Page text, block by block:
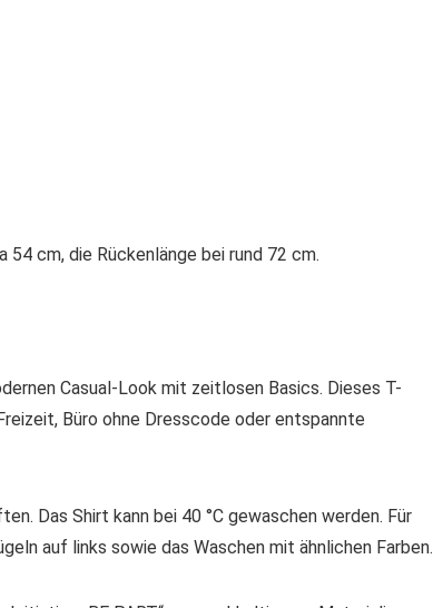
cm, die Rückenlänge bei rund 72 cm.
Casual-Look mit zeitlosen Basics. Dieses T-
Büro ohne Dresscode oder entspannte
Das Shirt kann bei 40 °C gewaschen werden. Für
auf links sowie das Waschen mit ähnlichen Farben.